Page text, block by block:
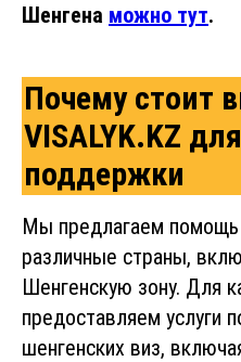
Шенгена можно тут.
Почему стоит
VISALYK.KZ
поддержки
Мы предлагаем помощь
различные страны,
Шенгенскую зону. Для
предоставляем услуги
шенгенских виз,